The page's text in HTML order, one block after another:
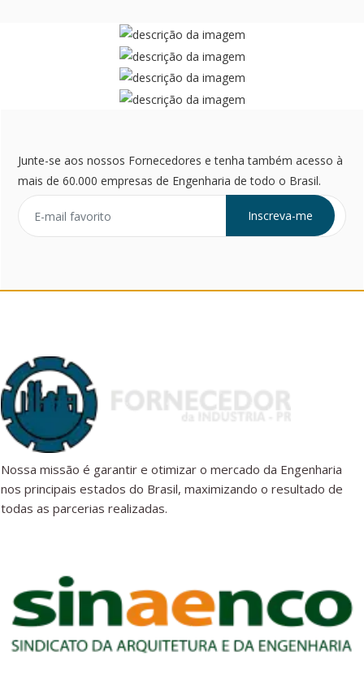
Junte-se aos nossos Fornecedores e tenha também acesso à
mais de 60.000 empresas de Engenharia de todo o Brasil.
Inscreva-me
Nossa missão é garantir e otimizar o mercado da Engenharia
nos principais estados do Brasil, maximizando o resultado de
todas as parcerias realizadas.